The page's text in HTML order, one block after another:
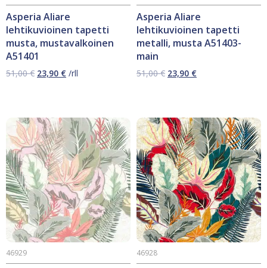
Asperia Aliare
lehtikuvioinen tapetti
musta, mustavalkoinen
A51401
51,00€ Alkuperäinen
23,90 €Nykyinen
/rll
Asperia Aliare
lehtikuvioinen tapetti
metalli, musta A51403-
main
51,00€ Alkuperäinen
23,90 €Nykyinen
46929 46928